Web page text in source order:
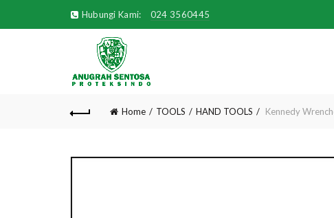
Hubungi Kami: 024 3560445
Home TOOLS HAND TOOLS Kennedy